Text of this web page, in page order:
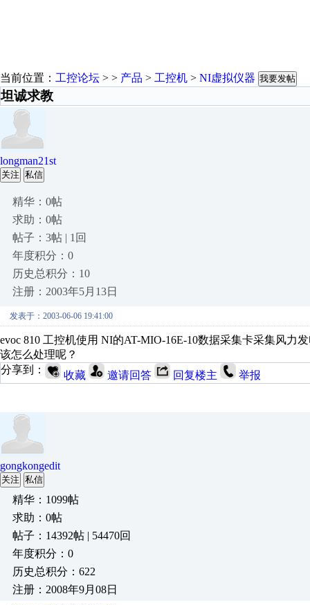
当前位置： 工控论坛 > > 产品 > 工控机 > NI虚拟仪器 我要发帖
坦诚求教
longman21st
关注 私信
精华：0帖
求助：0帖
帖子：3帖 | 1回
年度积分：0
历史总积分：10
注册：2003年5月13日
发表于：2003-06-06 19:41:00
evoc 810 工控机使用 NI的AT-MIO-16E-10数据采集卡采集风
该怎么处理呢？
分享到：
收藏 邀请回答 回复楼主 举报
gongkongedit
关注 私信
精华：1099帖
求助：0帖
帖子：14392帖 | 54470回
年度积分：0
历史总积分：622
注册：2008年9月08日